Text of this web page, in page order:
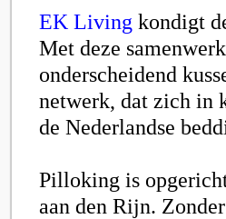
EK Living kondigt
Met deze
onderscheidend
netwerk, dat zich in
de Nederlandse
Pilloking is
aan den Rijn.